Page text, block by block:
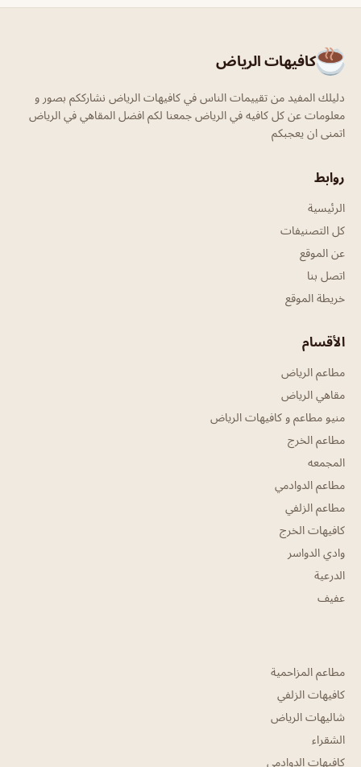
كافيهات الرياض
دليلك المفيد من تقييمات الناس في كافيهات الرياض نشارككم بصور و
معلومات عن كل كافيه في الرياض جمعنا لكم افضل المقاهي في الرياض
اتمنى ان يعجبكم
روابط
الرئيسية
كل التصنيفات
عن الموقع
اتصل بنا
خريطة الموقع
الأقسام
مطاعم الرياض
مقاهي الرياض
منيو مطاعم و كافيهات الرياض
مطاعم الخرج
المجمعه
مطاعم الدوادمي
مطاعم الزلفي
كافيهات الخرج
وادي الدواسر
الدرعية
عفيف
مطاعم المزاحمية
كافيهات الزلفي
شاليهات الرياض
الشقراء
كافيهات الدوادمي